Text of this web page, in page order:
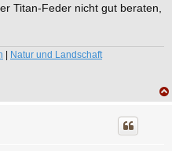
Titan-Feder nicht gut beraten,
Natur und Landschaft